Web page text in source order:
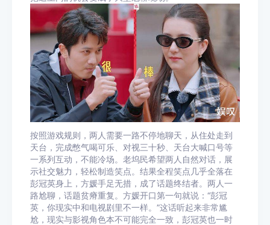
按照游戏规则，两人需要一路不停地聊天，从住处走到
天台，完成憋气喝可乐、对视三十秒、天台大喊口号等
一系列互动，不能冷场。老坞民希望两人自然对话，展
示社交魅力，轻松制造笑点。结果全程笑点几乎全落在
彭冠英身上，方媛手足无措，成了话题终结者。两人一
路尬聊，话题贫瘠重复。方媛开口第一句就说：“彭冠
英，你现实中和电视剧里不一样。”这话听起来非常尴
尬，现实与影视角色本不可能完全一致，彭冠英也一时